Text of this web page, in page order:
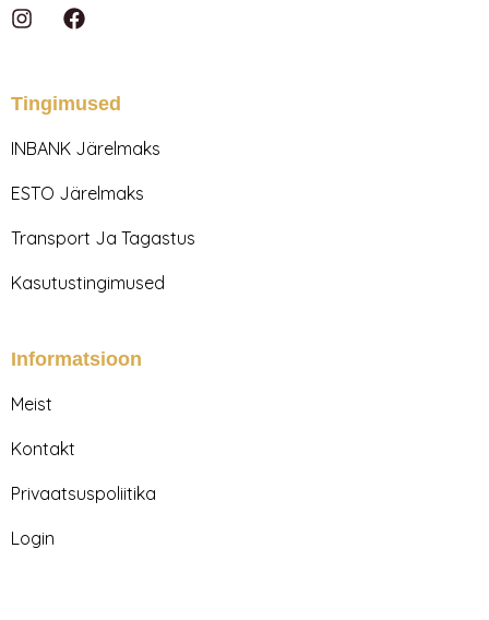
I
a
r
m
F
b
o
Tingimused
INBANK Järelmaks
ESTO Järelmaks
Transport Ja Tagastus
Kasutustingimused
Informatsioon
Meist
Kontakt
Privaatsuspoliitika
Login